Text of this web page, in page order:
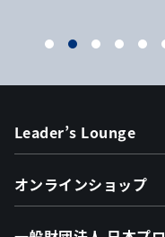
Leader’s Lounge
オンラインショップ